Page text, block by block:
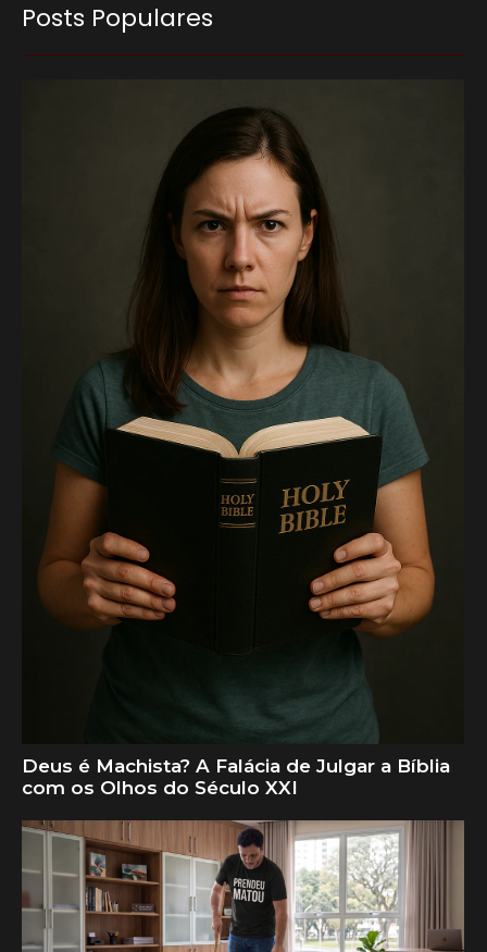
Posts Populares
Deus é Machista? A Falácia de Julgar a Bíblia
com os Olhos do Século XXI